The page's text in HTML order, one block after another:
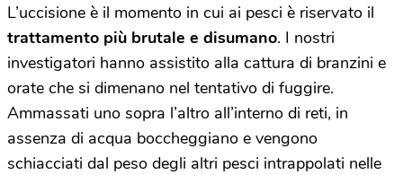
L’uccisione è il momento in cui ai pesci è riservato il
trattamento più brutale e disumano. I nostri
investigatori hanno assistito alla cattura di branzini e
orate che si dimenano nel tentativo di fuggire.
Ammassati uno sopra l’altro all’interno di reti, in
assenza di acqua boccheggiano e vengono
schiacciati dal peso degli altri pesci intrappolati nelle